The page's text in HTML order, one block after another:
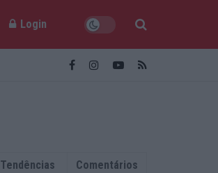
Login
Tendências Comentários